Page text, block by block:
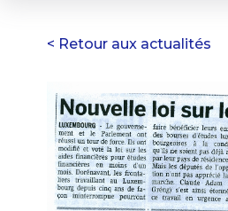
< Retour aux actualités